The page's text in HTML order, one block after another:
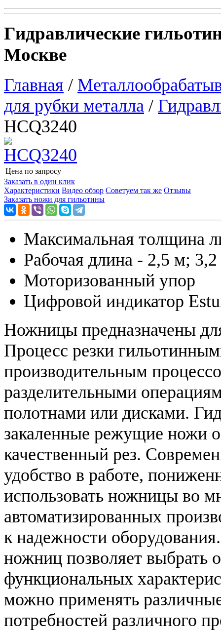
Гидравлические
Москве
Главная /
для рубки металла /
HCQ3240
Цена по запросу
Заказать в один клик
Характеристики Видео обзор Советуем так же Отзывы
Заказать ножи для гильотины
Максимальная толщина
Рабочая длина - 2,5 м;
Моторизованный упор
Цифровой индикатор
Ножницы предназначены
Процесс резки
производительным
разделительными
полотнами или дисками.
закаленные режущие ножи
качественный рез.
удобство в работе,
использовать ножницы во
автоматизированных
к надежности
ножниц позволяет выбрать
функциональных
можно применять
потребностей различного